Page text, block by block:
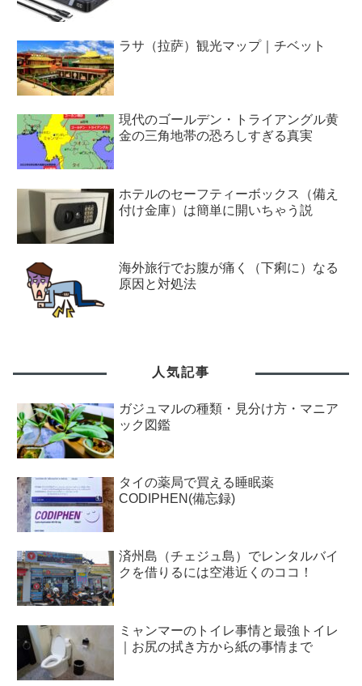
ラサ（拉萨）観光マップ｜チベット
現代のゴールデン・トライアングル黄
金の三角地帯の恐ろしすぎる真実
ホテルのセーフティーボックス（備え
付け金庫）は簡単に開いちゃう説
海外旅行でお腹が痛く（下痢に）なる
原因と対処法
人気記事
ガジュマルの種類・見分け方・マニア
ック図鑑
タイの薬局で買える睡眠薬
CODIPHEN(備忘録)
済州島（チェジュ島）でレンタルバイ
クを借りるには空港近くのココ！
ミャンマーのトイレ事情と最強トイレ
｜お尻の拭き方から紙の事情まで